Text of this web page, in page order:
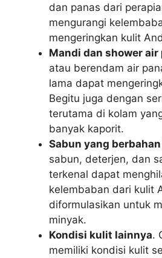
dan panas dari
mengurangi
mengeringkan kulit
Mandi dan shower air
atau berendam air
lama dapat
Begitu juga dengan
terutama di kolam
banyak kaporit.
Sabun yang
sabun, deterjen, dan
terkenal dapat
kelembaban dari kulit
diformulasikan untuk
minyak.
Kondisi kulit lainnya.
memiliki kondisi kulit